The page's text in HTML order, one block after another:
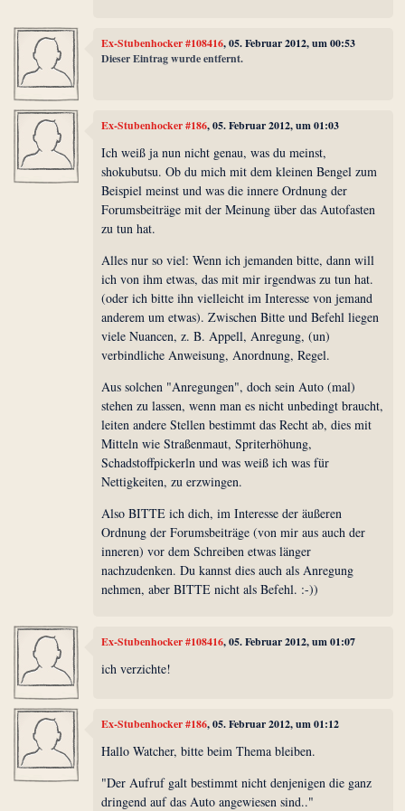
Ex-Stubenhocker #108416, 05. Februar 2012, um 00:53
Dieser Eintrag wurde entfernt.
Ex-Stubenhocker #186, 05. Februar 2012, um 01:03
Ich weiß ja nun nicht genau, was du meinst,
shokubutsu. Ob du mich mit dem kleinen Bengel zum
Beispiel meinst und was die innere Ordnung der
Forumsbeiträge mit der Meinung über das Autofasten
zu tun hat.
Alles nur so viel: Wenn ich jemanden bitte, dann will
ich von ihm etwas, das mit mir irgendwas zu tun hat.
(oder ich bitte ihn vielleicht im Interesse von jemand
anderem um etwas). Zwischen Bitte und Befehl liegen
viele Nuancen, z. B. Appell, Anregung, (un)
verbindliche Anweisung, Anordnung, Regel.
Aus solchen "Anregungen", doch sein Auto (mal)
stehen zu lassen, wenn man es nicht unbedingt braucht,
leiten andere Stellen bestimmt das Recht ab, dies mit
Mitteln wie Straßenmaut, Spriterhöhung,
Schadstoffpickerln und was weiß ich was für
Nettigkeiten, zu erzwingen.
Also BITTE ich dich, im Interesse der äußeren
Ordnung der Forumsbeiträge (von mir aus auch der
inneren) vor dem Schreiben etwas länger
nachzudenken. Du kannst dies auch als Anregung
nehmen, aber BITTE nicht als Befehl. :-))
Ex-Stubenhocker #108416, 05. Februar 2012, um 01:07
ich verzichte!
Ex-Stubenhocker #186, 05. Februar 2012, um 01:12
Hallo Watcher, bitte beim Thema bleiben.
"Der Aufruf galt bestimmt nicht denjenigen die ganz
dringend auf das Auto angewiesen sind.."